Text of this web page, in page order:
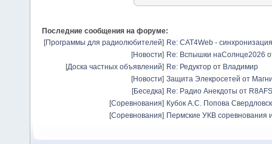
Последние сообщения на форуме:
[Программы для радиолюбителей] Re: CAT4Web -
[Новости] Re: Вспышки наСолнце2026
[Доска частных объявлений] Re: Редуктор от Владимир
[Новости] Защита Элекросетей от
[Беседка] Re: Радио Анекдоты от R8AFS
[Соревнования] Кубок А.С. Попова
[Соревнования] Пермские УКВ соревнования